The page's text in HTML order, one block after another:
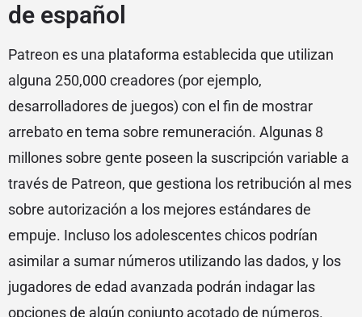
de español
Patreon es una plataforma establecida que utilizan
alguna 250,000 creadores (por ejemplo,
desarrolladores de juegos) con el fin de mostrar
arrebato en tema sobre remuneración. Algunas 8
millones sobre gente poseen la suscripción variable a
través de Patreon, que gestiona los retribución al mes
sobre autorización a los mejores estándares de
empuje. Incluso los adolescentes chicos podrían
asimilar a sumar números utilizando las dados, y los
jugadores de edad avanzada podrán indagar las
opciones de algún conjunto acotado de números.